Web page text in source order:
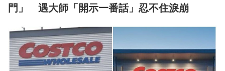
門」 遇大師「開示一番話」忍不住淚崩